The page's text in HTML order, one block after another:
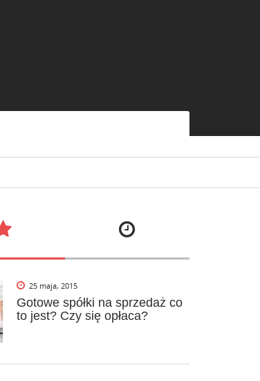
25 maja, 2015
Gotowe spółki na sprzedaż co
to jest? Czy się opłaca?